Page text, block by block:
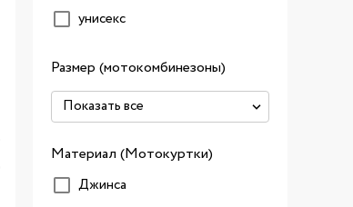
унисекс
Размер (мотокомбинезоны)
Материал (Мотокуртки)
Джинса